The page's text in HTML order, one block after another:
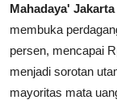
Mahadaya' Jakarta
membuka
persen, mencapai
menjadi sorotan
mayoritas mata